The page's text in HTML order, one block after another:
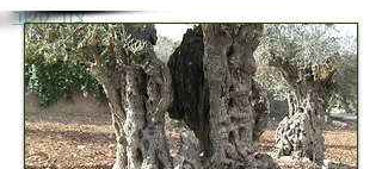
צור קשר